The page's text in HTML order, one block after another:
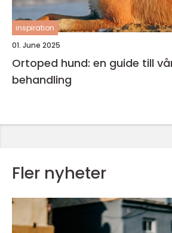
inspiration
01. June 2025
Ortoped hund: en guide till
behandling
Fler nyheter